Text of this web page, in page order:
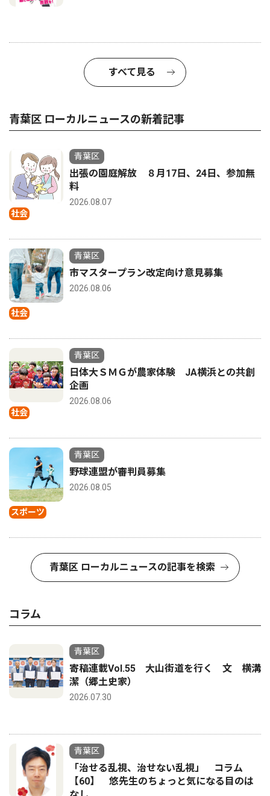
すべて見る
青葉区 ローカルニュースの新着記事
社会
青葉区
出張の園庭解放 ８月17日、24日、参加無
料
2026.08.07
社会
青葉区
市マスタープラン改定向け意見募集
2026.08.06
社会
青葉区
日体大ＳＭＧが農家体験 JA横浜との共創
企画
2026.08.06
スポーツ
青葉区
野球連盟が審判員募集
2026.08.05
青葉区 ローカルニュースの記事を検索
コラム
青葉区
寄稿連載Vol.55 大山街道を行く 文 横溝
潔（郷土史家）
2026.07.30
青葉区
「治せる乱視、治せない乱視」 コラム
【60】 悠先生のちょっと気になる目のは